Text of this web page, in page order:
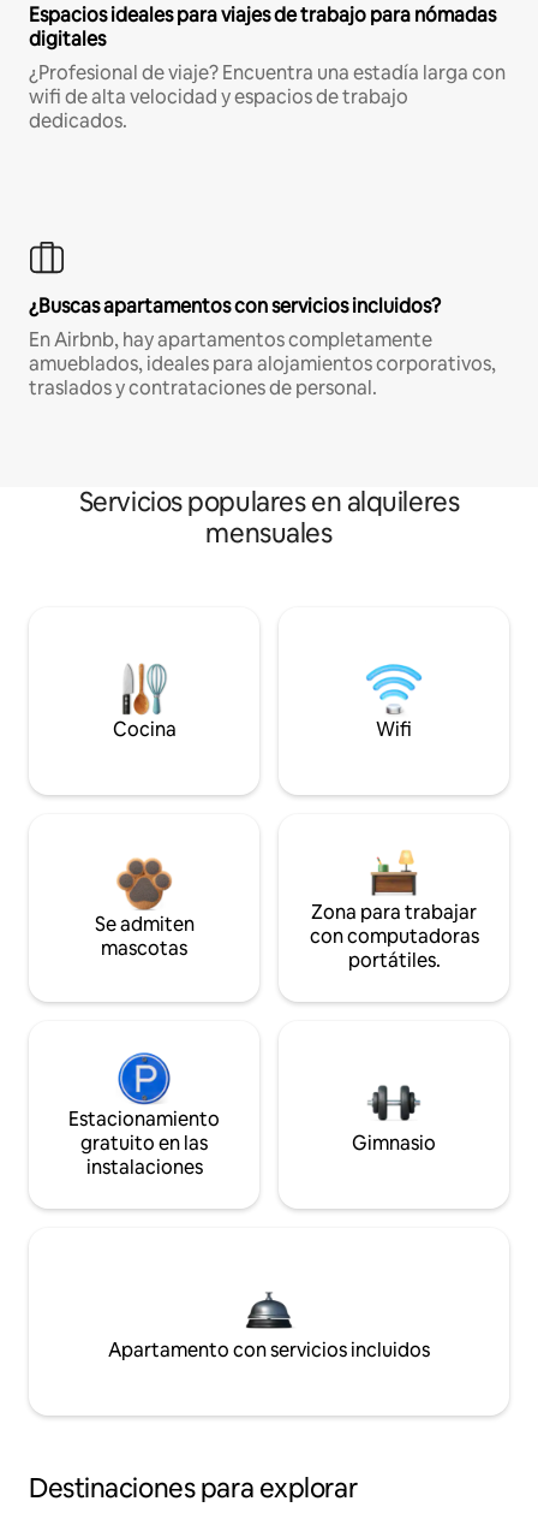
Espacios ideales para viajes de trabajo para nómadas
digitales
¿Profesional de viaje? Encuentra una estadía larga con
wifi de alta velocidad y espacios de trabajo
dedicados.
¿Buscas apartamentos con servicios incluidos?
En Airbnb, hay apartamentos completamente
amueblados, ideales para alojamientos corporativos,
traslados y contrataciones de personal.
Servicios populares en alquileres
mensuales
Cocina Wifi
Se admiten
mascotas
Zona para trabajar
con computadoras
portátiles.
Estacionamiento
gratuito en las
instalaciones
Gimnasio
Apartamento con servicios incluidos
Destinaciones para explorar